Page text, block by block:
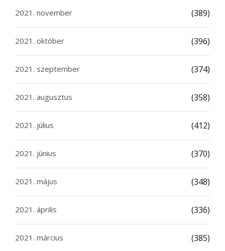
2021. november (389)
2021. október (396)
2021. szeptember (374)
2021. augusztus (358)
2021. július (412)
2021. június (370)
2021. május (348)
2021. április (336)
2021. március (385)